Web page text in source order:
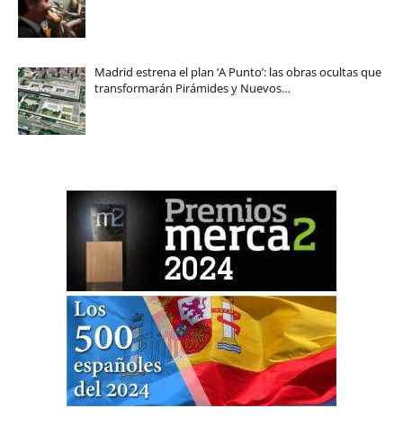
Madrid estrena el plan ‘A Punto’: las obras ocultas que
transformarán Pirámides y Nuevos…